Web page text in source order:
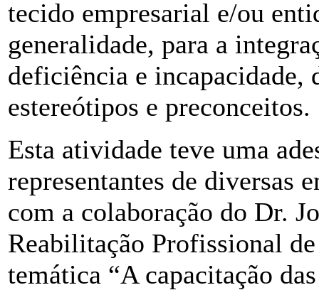
tecido empresarial e/ou
generalidade, para a
deficiência e incapacidade,
estereótipos e preconceitos.
Esta atividade teve uma
representantes de diversas
com a colaboração do Dr.
Reabilitação Profissional
temática “A capacitação